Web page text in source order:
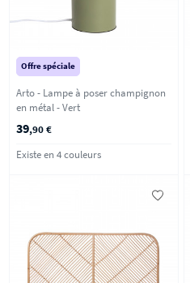
Offre spéciale
Arto - Lampe à poser champignon
en métal - Vert
39,90 €
Existe en 4 couleurs